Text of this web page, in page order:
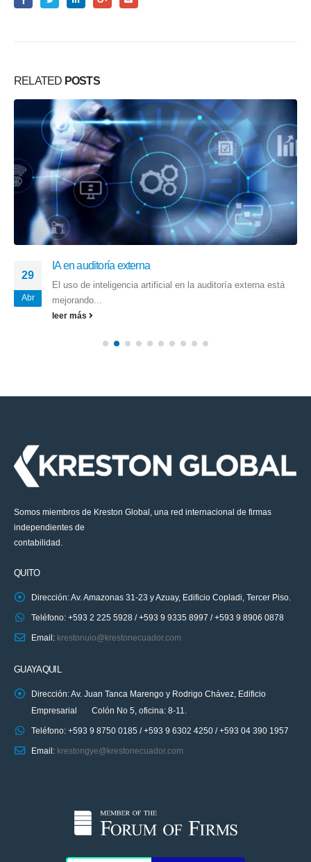
RELATED POSTS
29
Abr
IA en auditoría externa
El uso de inteligencia artificial en la auditoría externa está
mejorando...
leer más
Somos miembros de Kreston Global, una red internacional de firmas
independientes de
contabilidad.
QUITO
Dirección: Av. Amazonas 31-23 y Azuay, Edificio Copladi, Tercer Piso.
Teléfono: +593 2 225 5928 / +593 9 9335 8997 / +593 9 8906 0878
Email: krestonuio@krestonecuador.com
GUAYAQUIL
Dirección: Av. Juan Tanca Marengo y Rodrigo Chávez, Edificio
Empresarial Colón No 5, oficina: 8-11.
Teléfono: +593 9 8750 0185 / +593 9 6302 4250 / +593 04 390 1957
Email: krestongye@krestonecuador.com